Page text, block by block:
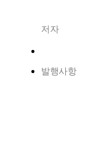
저자
발행사항